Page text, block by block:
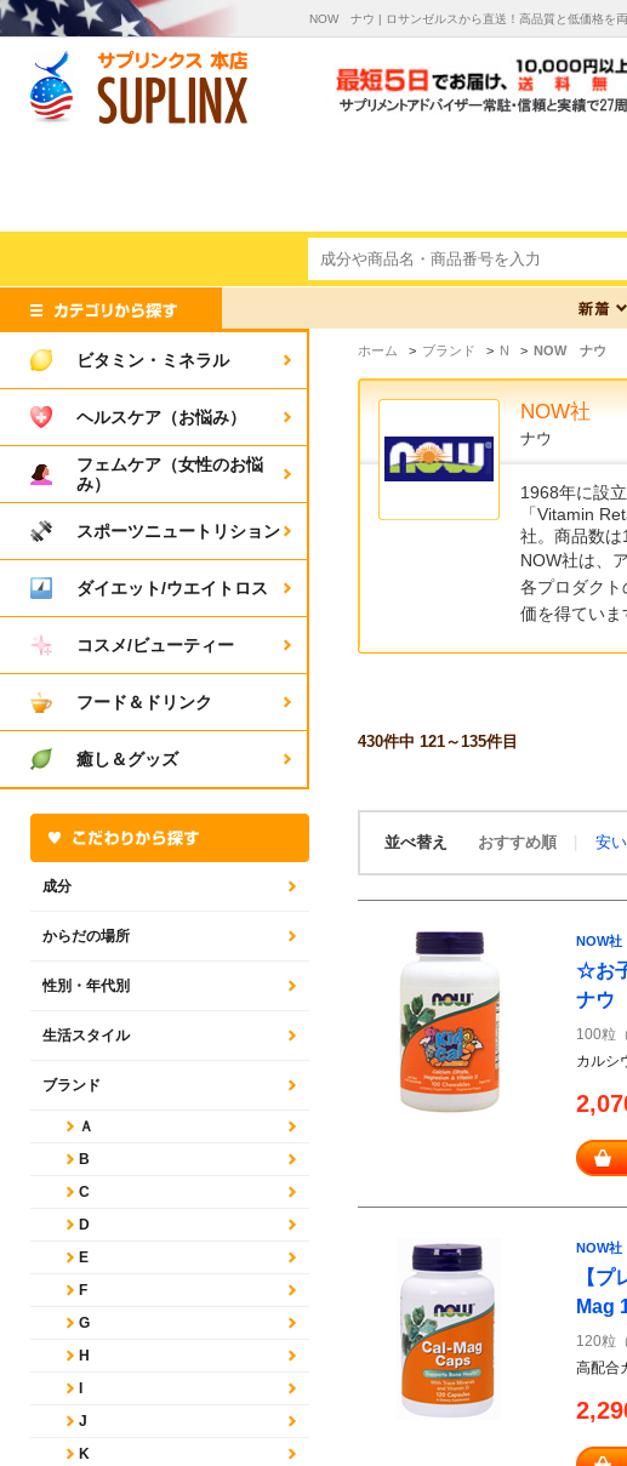
NOW ナウ | ロサンゼルスから直送！高品質と低価格を
ホーム > ブランド > N > NOW ナウ
NOW社
ナウ
1968年に設
「Vitamin
社。商品数は
NOW社は、
各プロダク
価を得ていま
430件中 121～135件目
並べ替え おすすめ順 安
NOW社
☆お
ナウ
100粒
カルシ
NOW社
【
Mag
120粒
高配合
ビタミン・ミネラル
ヘルスケア（お悩み）
フェムケア（女性のお悩
み）
スポーツニュートリション
ダイエット/ウエイトロス
コスメ/ビューティー
フード＆ドリンク
癒し＆グッズ
成分
からだの場所
性別・年代別
生活スタイル
ブランド
Ａ
B
C
D
E
F
G
H
J
K